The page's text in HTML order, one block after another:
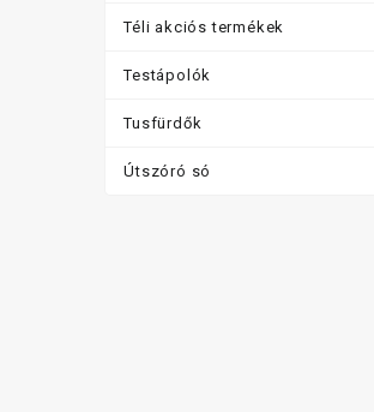
Téli akciós termékek
Testápolók
Tusfürdők
Útszóró só